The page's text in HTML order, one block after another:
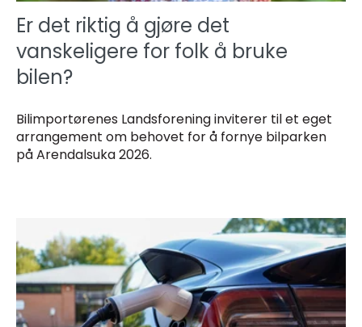
Er det riktig å gjøre det
vanskeligere for folk å bruke
bilen?
Bilimportørenes Landsforening inviterer til et eget
arrangement om behovet for å fornye bilparken
på Arendalsuka 2026.